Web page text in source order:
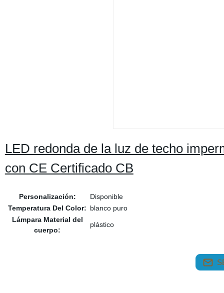
LED redonda de la luz de techo
con CE Certificado CB
Personalización:
Disponible
Temperatura Del Color: blanco puro
Lámpara Material del
cuerpo:
plástico